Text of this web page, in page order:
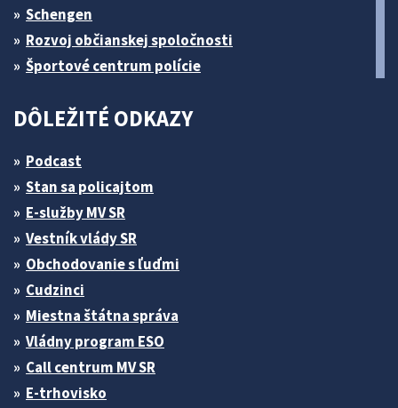
Schengen
Rozvoj občianskej spoločnosti
Športové centrum polície
DÔLEŽITÉ ODKAZY
Podcast
Stan sa policajtom
E-služby MV SR
Vestník vlády SR
Obchodovanie s ľuďmi
Cudzinci
Miestna štátna správa
Vládny program ESO
Call centrum MV SR
E-trhovisko